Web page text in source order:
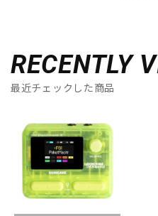
RECENTLY
最近チェックした商品